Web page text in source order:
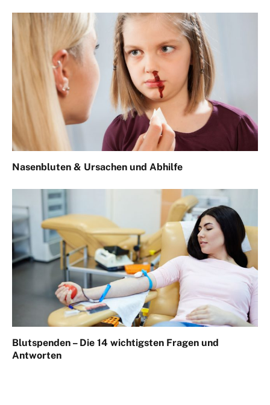
Nasenbluten & Ursachen und Abhilfe
Blutspenden – Die 14 wichtigsten Fragen und
Antworten